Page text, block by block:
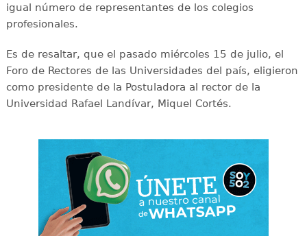
igual número de representantes de los colegios
profesionales.
Es de resaltar, que el pasado miércoles 15 de julio, el
Foro de Rectores de las Universidades del país, eligieron
como presidente de la Postuladora al rector de la
Universidad Rafael Landívar, Miquel Cortés.